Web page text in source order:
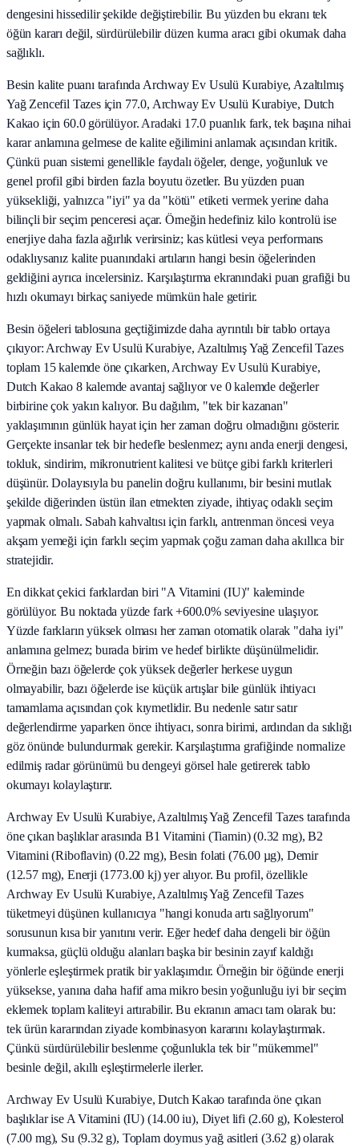
dengesini hissedilir şekilde değiştirebilir. Bu yüzden bu ekranı tek
öğün kararı değil, sürdürülebilir düzen kurma aracı gibi okumak daha
sağlıklı.
Besin kalite puanı tarafında Archway Ev Usulü Kurabiye, Azaltılmış
Yağ Zencefil Tazes için 77.0, Archway Ev Usulü Kurabiye, Dutch
Kakao için 60.0 görülüyor. Aradaki 17.0 puanlık fark, tek başına nihai
karar anlamına gelmese de kalite eğilimini anlamak açısından kritik.
Çünkü puan sistemi genellikle faydalı öğeler, denge, yoğunluk ve
genel profil gibi birden fazla boyutu özetler. Bu yüzden puan
yüksekliği, yalnızca "iyi" ya da "kötü" etiketi vermek yerine daha
bilinçli bir seçim penceresi açar. Örneğin hedefiniz kilo kontrolü ise
enerjiye daha fazla ağırlık verirsiniz; kas kütlesi veya performans
odaklıysanız kalite puanındaki artıların hangi besin öğelerinden
geldiğini ayrıca incelersiniz. Karşılaştırma ekranındaki puan grafiği bu
hızlı okumayı birkaç saniyede mümkün hale getirir.
Besin öğeleri tablosuna geçtiğimizde daha ayrıntılı bir tablo ortaya
çıkıyor: Archway Ev Usulü Kurabiye, Azaltılmış Yağ Zencefil Tazes
toplam 15 kalemde öne çıkarken, Archway Ev Usulü Kurabiye,
Dutch Kakao 8 kalemde avantaj sağlıyor ve 0 kalemde değerler
birbirine çok yakın kalıyor. Bu dağılım, "tek bir kazanan"
yaklaşımının günlük hayat için her zaman doğru olmadığını gösterir.
Gerçekte insanlar tek bir hedefle beslenmez; aynı anda enerji dengesi,
tokluk, sindirim, mikronutrient kalitesi ve bütçe gibi farklı kriterleri
düşünür. Dolayısıyla bu panelin doğru kullanımı, bir besini mutlak
şekilde diğerinden üstün ilan etmekten ziyade, ihtiyaç odaklı seçim
yapmak olmalı. Sabah kahvaltısı için farklı, antrenman öncesi veya
akşam yemeği için farklı seçim yapmak çoğu zaman daha akıllıca bir
stratejidir.
En dikkat çekici farklardan biri "A Vitamini (IU)" kaleminde
görülüyor. Bu noktada yüzde fark +600.0% seviyesine ulaşıyor.
Yüzde farkların yüksek olması her zaman otomatik olarak "daha iyi"
anlamına gelmez; burada birim ve hedef birlikte düşünülmelidir.
Örneğin bazı öğelerde çok yüksek değerler herkese uygun
olmayabilir, bazı öğelerde ise küçük artışlar bile günlük ihtiyacı
tamamlama açısından çok kıymetlidir. Bu nedenle satır satır
değerlendirme yaparken önce ihtiyacı, sonra birimi, ardından da sıklığı
göz önünde bulundurmak gerekir. Karşılaştırma grafiğinde normalize
edilmiş radar görünümü bu dengeyi görsel hale getirerek tablo
okumayı kolaylaştırır.
Archway Ev Usulü Kurabiye, Azaltılmış Yağ Zencefil Tazes tarafında
öne çıkan başlıklar arasında B1 Vitamini (Tiamin) (0.32 mg), B2
Vitamini (Riboflavin) (0.22 mg), Besin folati (76.00 µg), Demir
(12.57 mg), Enerji (1773.00 kj) yer alıyor. Bu profil, özellikle
Archway Ev Usulü Kurabiye, Azaltılmış Yağ Zencefil Tazes
tüketmeyi düşünen kullanıcıya "hangi konuda artı sağlıyorum"
sorusunun kısa bir yanıtını verir. Eğer hedef daha dengeli bir öğün
kurmaksa, güçlü olduğu alanları başka bir besinin zayıf kaldığı
yönlerle eşleştirmek pratik bir yaklaşımdır. Örneğin bir öğünde enerji
yüksekse, yanına daha hafif ama mikro besin yoğunluğu iyi bir seçim
eklemek toplam kaliteyi artırabilir. Bu ekranın amacı tam olarak bu:
tek ürün kararından ziyade kombinasyon kararını kolaylaştırmak.
Çünkü sürdürülebilir beslenme çoğunlukla tek bir "mükemmel"
besinle değil, akıllı eşleştirmelerle ilerler.
Archway Ev Usulü Kurabiye, Dutch Kakao tarafında öne çıkan
başlıklar ise A Vitamini (IU) (14.00 iu), Diyet lifi (2.60 g), Kolesterol
(7.00 mg), Su (9.32 g), Toplam doymus yağ asitleri (3.62 g) olarak